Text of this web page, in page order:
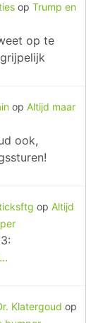
op Trump en
op te
op Altijd maar
ook,
op Altijd
Klatergoud op